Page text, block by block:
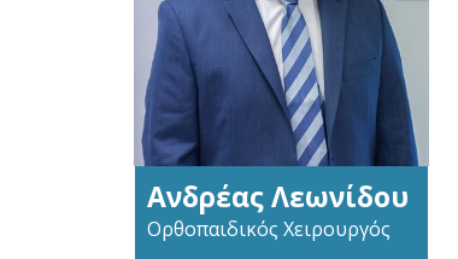
Ανδρέας Λεωνίδου
Ορθοπαιδικός Χειρουργός